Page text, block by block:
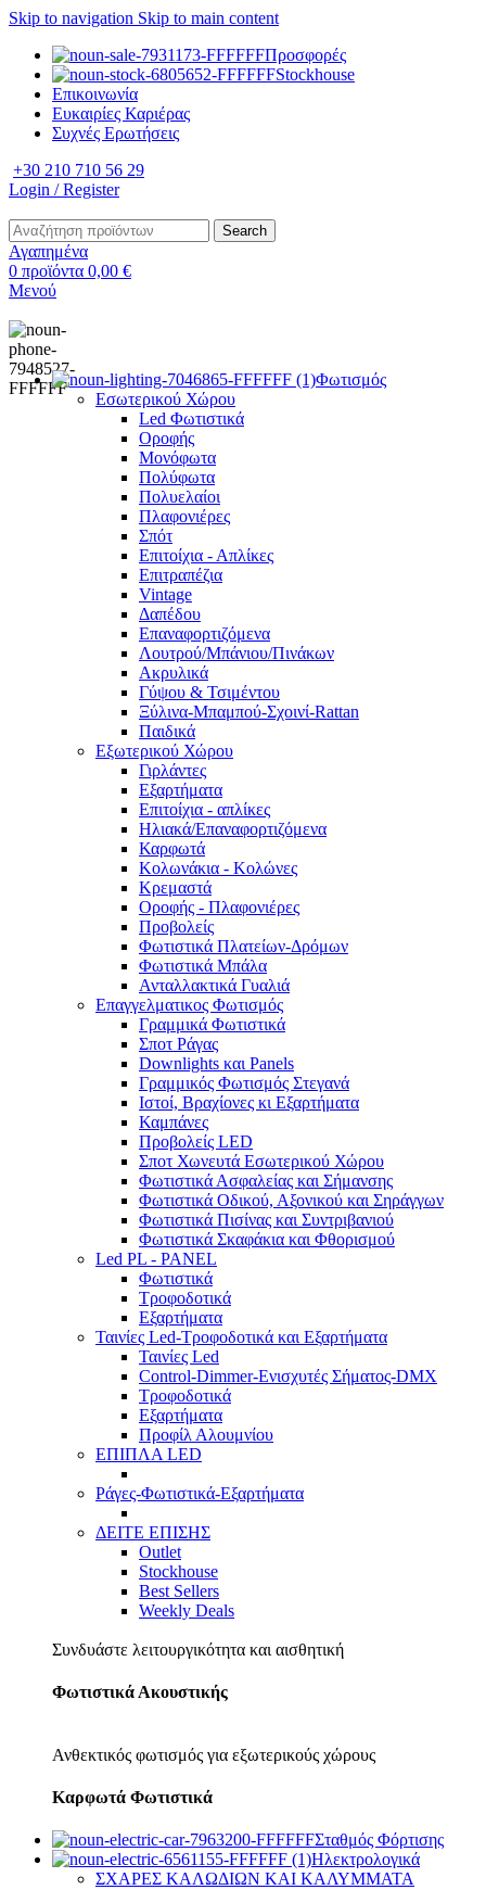
Skip to navigation Skip to main content
Προσφορές
Stockhouse
Επικοινωνία
Ευκαιρίες Καριέρας
Συχνές Ερωτήσεις
+30 210 710 56 29
Login / Register
Search
Αγαπημένα
0 προϊόντα 0,00 €
Μενού
Φωτισμός
Εσωτερικού Χώρου
Led Φωτιστικά
Οροφής
Μονόφωτα
Πολύφωτα
Πολυελαίοι
Πλαφονιέρες
Σπότ
Επιτοίχια - Απλίκες
Επιτραπέζια
Vintage
Δαπέδου
Επαναφορτιζόμενα
Λουτρού/Μπάνιου/Πινάκων
Ακρυλικά
Γύψου & Τσιμέντου
Ξύλινα-Μπαμπού-Σχοινί-Rattan
Παιδικά
Εξωτερικού Χώρου
Γιρλάντες
Εξαρτήματα
Επιτοίχια - απλίκες
Ηλιακά/Επαναφορτιζόμενα
Καρφωτά
Κολωνάκια - Κολώνες
Κρεμαστά
Οροφής - Πλαφονιέρες
Προβολείς
Φωτιστικά Πλατείων-Δρόμων
Φωτιστικά Μπάλα
Ανταλλακτικά Γυαλιά
Επαγγελματικος Φωτισμός
Γραμμικά Φωτιστικά
Σποτ Ράγας
Downlights και Panels
Γραμμικός Φωτισμός Στεγανά
Ιστοί, Βραχίονες κι Εξαρτήματα
Καμπάνες
Προβολείς LED
Σποτ Χωνευτά Εσωτερικού Χώρου
Φωτιστικά Ασφαλείας και Σήμανσης
Φωτιστικά Οδικού, Αξονικού και Σηράγγων
Φωτιστικά Πισίνας και Συντριβανιού
Φωτιστικά Σκαφάκια και Φθορισμού
Led PL - PANEL
Φωτιστικά
Τροφοδοτικά
Εξαρτήματα
Ταινίες Led-Τροφοδοτικά και Εξαρτήματα
Ταινίες Led
Control-Dimmer-Ενισχυτές Σήματος-DMX
Τροφοδοτικά
Εξαρτήματα
Προφίλ Αλουμνίου
ΕΠΙΠΛΑ LED
Ράγες-Φωτιστικά-Εξαρτήματα
ΔΕΙΤΕ ΕΠΙΣΗΣ
Outlet
Stockhouse
Best Sellers
Weekly Deals
Συνδυάστε λειτουργικότητα και αισθητική
Φωτιστικά Ακουστικής
Ανθεκτικός φωτισμός για εξωτερικούς χώρους
Καρφωτά Φωτιστικά
Σταθμός Φόρτισης
Ηλεκτρολογικά
ΣΧΑΡΕΣ ΚΑΛΩΔΙΩΝ ΚΑΙ ΚΑΛΥΜΜΑΤΑ